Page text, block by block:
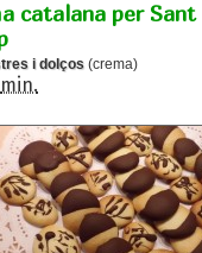
catalana per Sant
i dolços (crema)
min.